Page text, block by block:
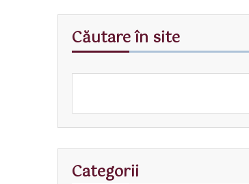
Căutare în site
Categorii